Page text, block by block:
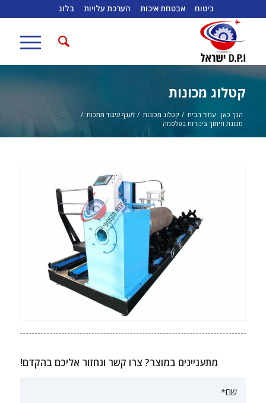
ביטוח אבטחת איכות הערכת עלויות בלוג
קטלוג מכונות
הנך כאן: עמוד הבית / קטלוג מכונות / לענף עיבוד מתכות /
מכונת חיתוך צינורות בפלסמה
מתעניינים במוצר? צרו קשר ונחזור אליכם בהקדם!